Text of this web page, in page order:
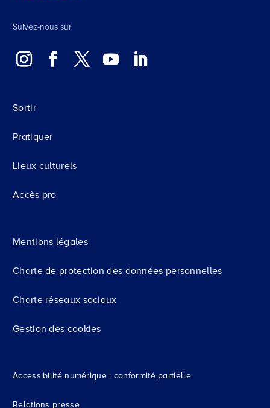
Suivez-nous sur
Sortir
Pratiquer
Lieux culturels
Accès pro
Mentions légales
Charte de protection des données personnelles
Charte réseaux sociaux
Gestion des cookies
Accessibilité numérique : conformité partielle
Relations presse